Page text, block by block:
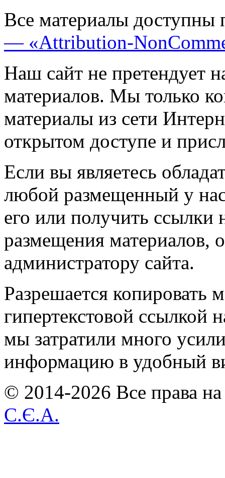
Все материалы доступны
— «Attribution-
Наш сайт не претендует
материалов. Мы только
материалы из сети
открытом доступе и
Если вы являетесь
любой размещенный у
его или получить ссылки
размещения материалов,
администратору сайта.
Разрешается копировать
гипертекстовой ссылкой
мы затратили много
информацию в удобный
© 2014-2026 Все права
С.Є.А.